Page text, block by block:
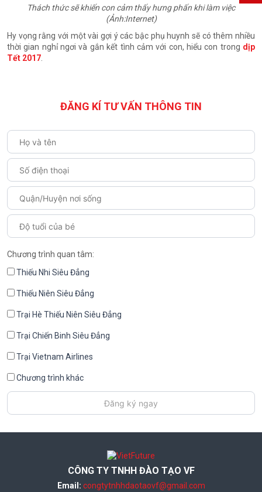
Thách thức sẽ khiến con cảm thấy hưng phấn khi làm việc
(Ảnh:Internet)
Hy vọng rằng với một vài gợi ý các bậc phụ huynh sẽ có thêm nhiều
thời gian nghỉ ngơi và gắn kết tình cảm với con, hiểu con trong dịp
Tết 2017
ĐĂNG KÍ TƯ VẤN THÔNG TIN
Chương trình quan tâm:
Thiếu Nhi Siêu Đẳng
Thiếu Niên Siêu Đẳng
Trại Hè Thiếu Niên Siêu Đẳng
Trại Chiến Binh Siêu Đẳng
Trại Vietnam Airlines
Chương trình khác
CÔNG TY TNHH ĐÀO TẠO VF
Email: congtytnhhdaotaovf@gmail.com